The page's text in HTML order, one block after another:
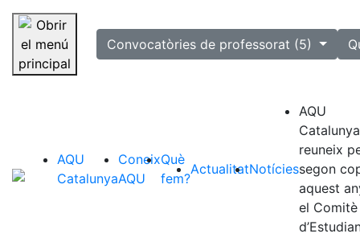
Saltar la navegació
selectedConvocatòries de professorat (5)
AQU
Catalunya
Coneix
AQU
Què
fem?
ActualitatNotícies
AQU
Catalunya
reuneix
segon
aquest
el Comitè